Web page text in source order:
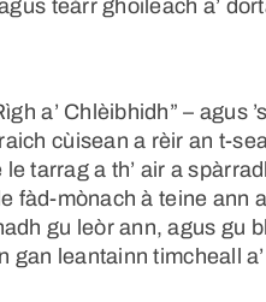
teàrr ghoileach a’
a’ Chlèibhidh” – agus
cùisean a rèir an t-
tarrag a th’ air a
fàd-mònach à teine ann
gu leòr ann, agus gu
gan leantainn timcheall